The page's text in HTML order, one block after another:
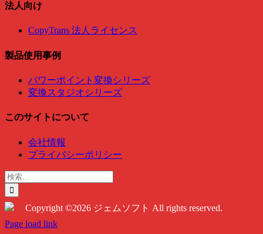
法人向け
CopyTrans 法人ライセンス
製品使用事例
パワーポイント変換シリーズ
変換スタジオシリーズ
このサイトについて
会社情報
プライバシーポリシー
検
索
…
Copyright ©2026 ジェムソフト All rights reserved.
Twitter
Instagram
Facebook
Page load link